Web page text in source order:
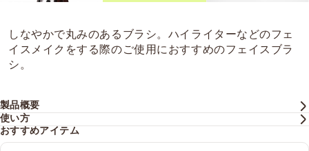
しなやかで丸みのあるブラシ。ハイライターなどのフェ
イスメイクをする際のご使用におすすめのフェイスブラ
シ。
製品概要
使い方
おすすめアイテム